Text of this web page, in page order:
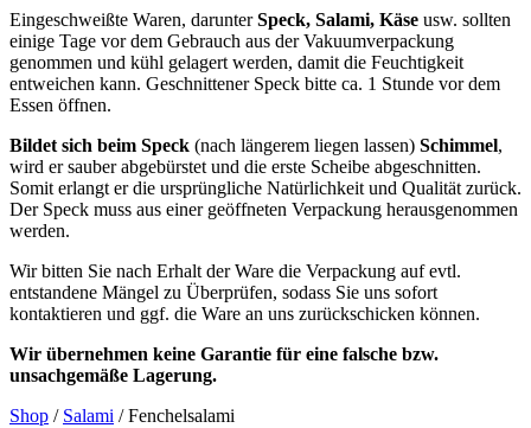
Eingeschweißte Waren, darunterSpeck, Salami, Käse usw. sollten
einige Tage vor dem Gebrauch aus der Vakuumverpackung
genommen und kühl gelagert werden, damit die Feuchtigkeit
entweichen kann. Geschnittener Speck bitte ca. 1 Stunde vor dem
Essen öffnen.
Bildet sich beim Speck (nach längerem liegen lassen) Schimmel,
wird er sauber abgebürstet und die erste Scheibe abgeschnitten.
Somit erlangt er die ursprüngliche Natürlichkeit und Qualität zurück.
Der Speck muss aus einer geöffneten Verpackung herausgenommen
werden.
Wir bitten Sie nach Erhalt der Ware die Verpackung auf evtl.
entstandene Mängel zu Überprüfen, sodass Sie uns sofort
kontaktieren und ggf. die Ware an uns zurückschicken können.
Wir übernehmen keine Garantie für eine falsche bzw.
unsachgemäße Lagerung.
Shop / Salami / Fenchelsalami